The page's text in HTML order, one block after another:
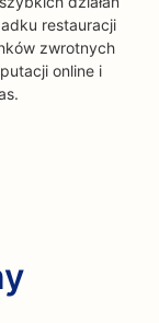
restauracji
zwrotnych
online i